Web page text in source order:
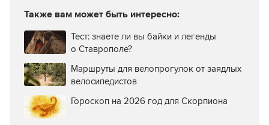
Также вам может быть интересно:
Тест: знаете ли вы байки и легенды
о Ставрополе?
Маршруты для велопрогулок от заядлых
велосипедистов
Гороскоп на 2026 год для Скорпиона